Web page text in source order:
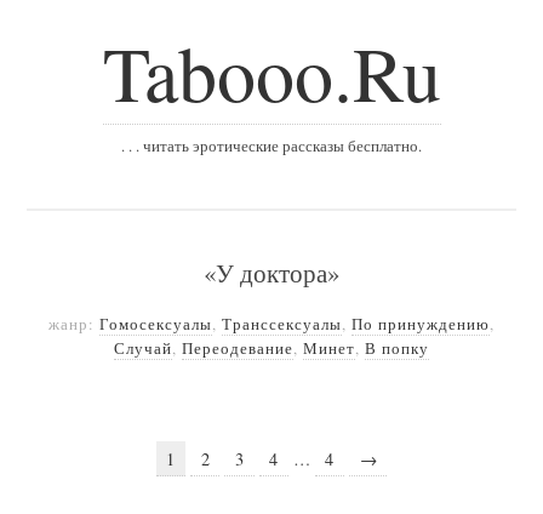
Tabooo.Ru
. . . читать эротические рассказы бесплатно.
«У доктора»
жанр: Гомосексуалы, Транссексуалы, По принуждению,
Случай, Переодевание, Минет, В попку
1 2 3 4 … 4 →